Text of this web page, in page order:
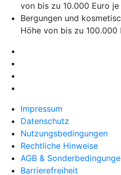
von bis zu 10.000 Euro
Bergungen und
Höhe von bis zu 100.000
Impressum
Datenschutz
Nutzungsbedingungen
Rechtliche Hinweise
AGB &
Barrierefreiheit